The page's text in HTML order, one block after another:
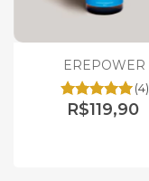
EREPOWER
(4)
R$119,90